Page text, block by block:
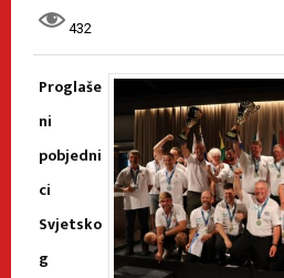
432
Proglaše
ni
pobjedni
ci
Svjetsko
g